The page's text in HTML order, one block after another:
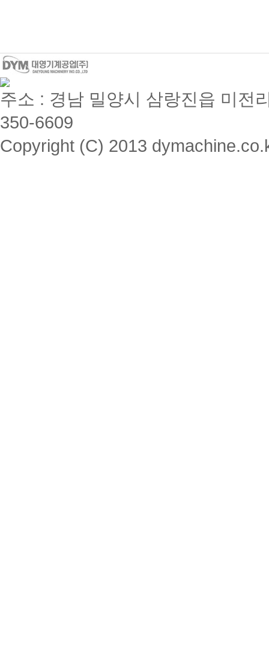
주소 : 경남 밀양시 삼랑진읍 미전
350-6609
Copyright (C) 2013